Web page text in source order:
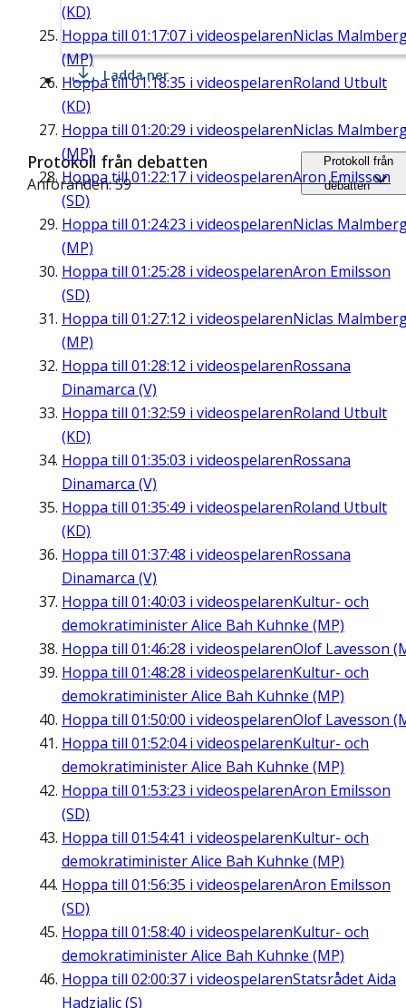
(KD)
Hoppa till 01:17:07 i videospelarenNiclas
(MP)
Hoppa till01:18:35 i videospelarenRoland Utbult
(KD)
Hoppa till 01:20:29 i videospelarenNiclas
(MP)
Hoppa till01:22:17 i videospelarenAron Emilsson
(SD)
Hoppa till 01:24:23 i videospelarenNiclas
(MP)
Hoppa till 01:25:28 i videospelarenAron Emilsson
(SD)
Hoppa till 01:27:12 i videospelarenNiclas
(MP)
Hoppa till 01:28:12 i videospelarenRossana
Dinamarca (V)
Hoppa till 01:32:59 i videospelarenRoland Utbult
(KD)
Hoppa till 01:35:03 i videospelarenRossana
Dinamarca (V)
Hoppa till 01:35:49 i videospelarenRoland Utbult
(KD)
Hoppa till 01:37:48 i videospelarenRossana
Dinamarca (V)
Hoppa till 01:40:03 i videospelarenKultur- och
demokratiminister Alice Bah Kuhnke (MP)
Hoppa till 01:46:28 i videospelarenOlof Lavesson
Hoppa till 01:48:28 i videospelarenKultur- och
demokratiminister Alice Bah Kuhnke (MP)
Hoppa till 01:50:00 i videospelarenOlof Lavesson
Hoppa till 01:52:04i videospelarenKultur- och
demokratiminister Alice Bah Kuhnke (MP)
Hoppa till 01:53:23 i videospelarenAron Emilsson
(SD)
Hoppa till 01:54:41 i videospelarenKultur- och
demokratiminister Alice Bah Kuhnke (MP)
Hoppa till 01:56:35 i videospelarenAron Emilsson
(SD)
Hoppa till 01:58:40 i videospelarenKultur- och
demokratiminister Alice Bah Kuhnke (MP)
Hoppa till 02:00:37 i videospelarenStatsrådet Aida
Hadzialic (S)
Ladda ner
Protokoll från debatten
Anföranden: 59
Protokoll från
debatten